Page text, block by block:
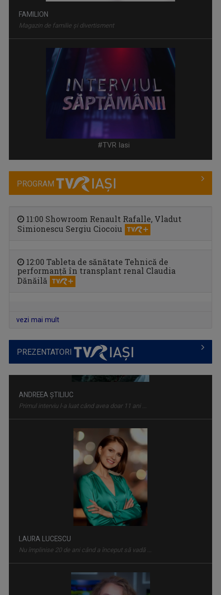
INTERVIUL SĂPTĂMÂNII
CÂNTEC ȘI POVESTE
O emisiune în care descoperim poveştile de ...
CARAVANA TVR3 LA TINE ACASĂ
IDENTITATE BASARABIA
#TVR Iasi
PROGRAM
11:00 Showroom Renault Rafalle, Vladut
Simionescu Sergiu Ciocoiu
12:00 Tableta de sănătate Tehnică de
performanță în transplant renal Claudia
Dănăilă
vezi mai mult
PREZENTATORI
Nu împlinise 20 de ani când a început să vadă ...